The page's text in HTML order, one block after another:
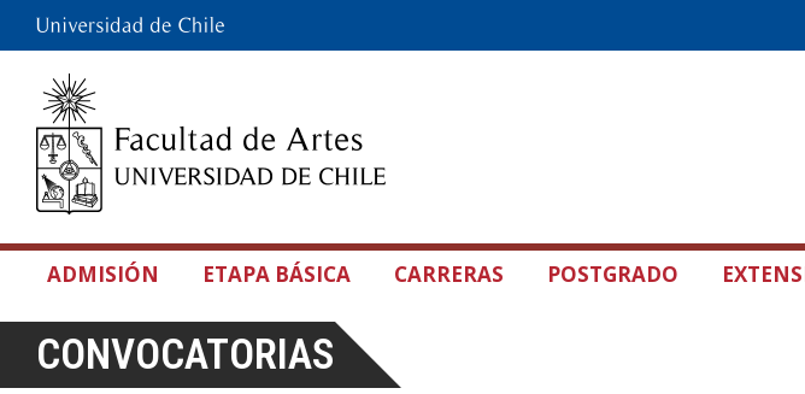
ADMISIÓN ETAPA BÁSICA CARRERAS POSTGRADO
CONVOCATORIAS